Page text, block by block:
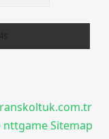
nttgameSitemap